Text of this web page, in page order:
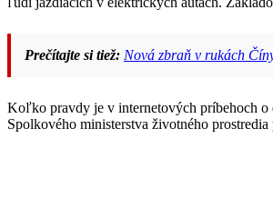
Prečítajte si tiež: Nová zbraň v rukách
Koľko pravdy je v internetových príbehoch o
Spolkového ministerstva životného